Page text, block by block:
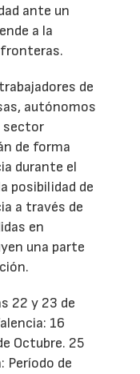
ante un
a la
de
autónomos
sector
de forma
durante el
posibilidad de
a través de
en
una parte
22 y 23 de
16
Octubre. 25
Período de